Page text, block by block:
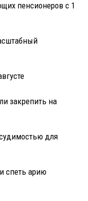
пенсионеров с 1
закрепить на
для
спеть арию